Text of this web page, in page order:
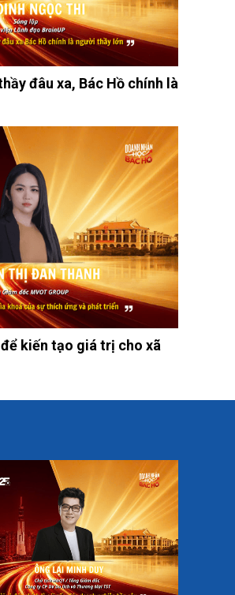
đâu xa, Bác Hồ chính là
kiến tạo giá trị cho xã